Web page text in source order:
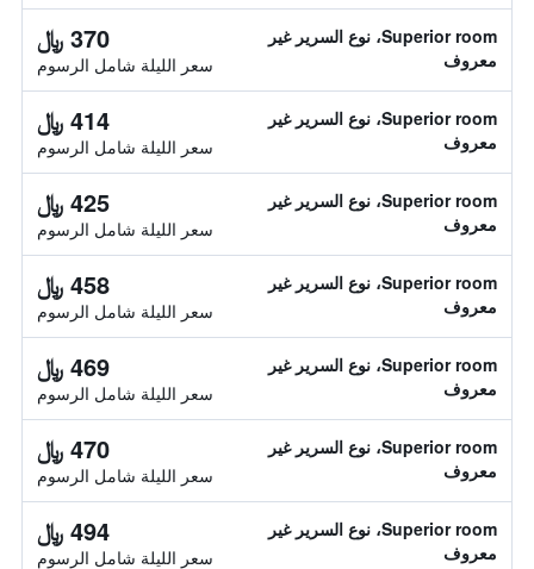
Superior room، نوع السرير غير
معروف
370 ﷼
سعر الليلة شامل الرسوم
Superior room، نوع السرير غير
معروف
414 ﷼
سعر الليلة شامل الرسوم
Superior room، نوع السرير غير
معروف
425 ﷼
سعر الليلة شامل الرسوم
Superior room، نوع السرير غير
معروف
458 ﷼
سعر الليلة شامل الرسوم
Superior room، نوع السرير غير
معروف
469 ﷼
سعر الليلة شامل الرسوم
Superior room، نوع السرير غير
معروف
470 ﷼
سعر الليلة شامل الرسوم
Superior room، نوع السرير غير
معروف
494 ﷼
سعر الليلة شامل الرسوم